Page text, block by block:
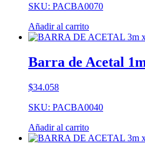
SKU: PACBA0070
Añadir al carrito
Barra de Acetal
$34.058
SKU: PACBA0040
Añadir al carrito